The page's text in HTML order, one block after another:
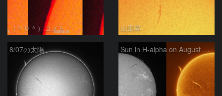
（＾０＾）コメト 山田昇
8/07の太陽 Sun in H-alpha on August 7, 2026